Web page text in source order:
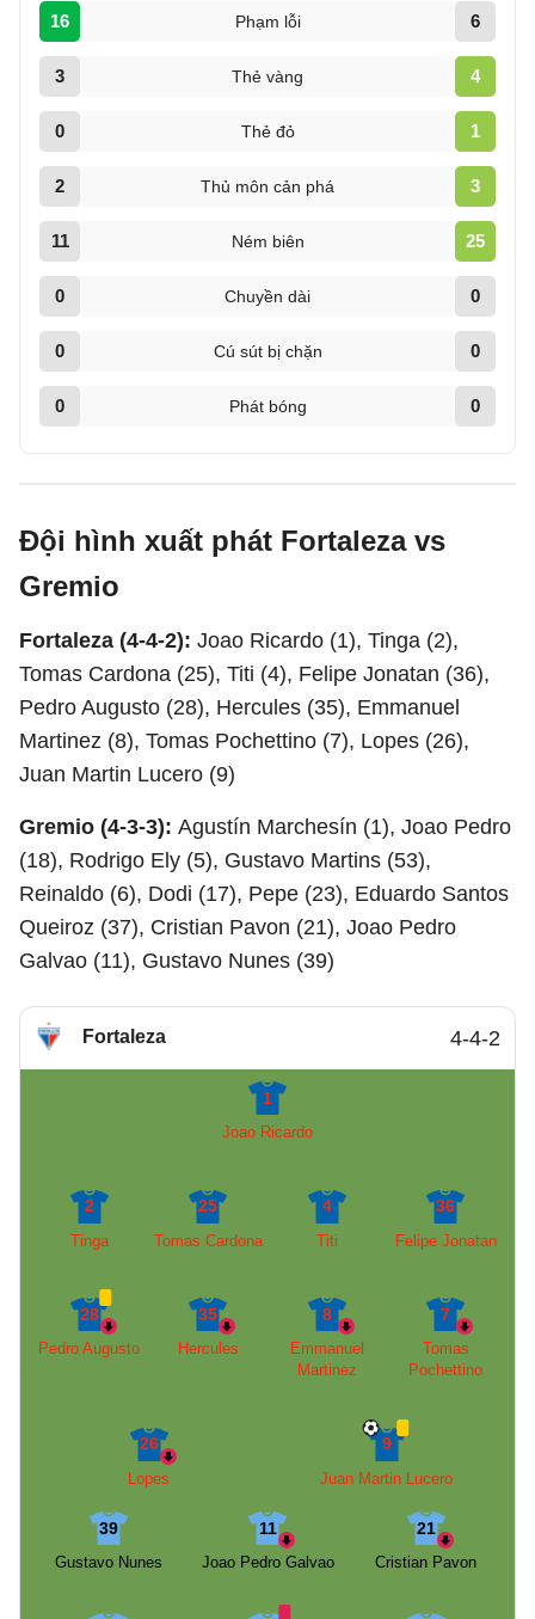
16 Phạm lỗi 6
3 Thẻ vàng 4
0 Thẻ đỏ 1
2 Thủ môn cản phá 3
11 Ném biên 25
0 Chuyền dài 0
0 Cú sút bị chặn 0
0 Phát bóng 0
Đội hình xuất phát Fortaleza vs
Gremio
Fortaleza (4-4-2): Joao Ricardo (1), Tinga (2),
Tomas Cardona (25), Titi (4), Felipe Jonatan (36),
Pedro Augusto (28), Hercules (35), Emmanuel
Martinez (8), Tomas Pochettino (7), Lopes (26),
Juan Martin Lucero (9)
Gremio (4-3-3): Agustín Marchesín (1), Joao Pedro
(18), Rodrigo Ely (5), Gustavo Martins (53),
Reinaldo (6), Dodi (17), Pepe (23), Eduardo Santos
Queiroz (37), Cristian Pavon (21), Joao Pedro
Galvao (11), Gustavo Nunes (39)
Fortaleza 4-4-2
1
Joao Ricardo
2
Tinga
25
Tomas Cardona
4
Titi
36
Felipe Jonatan
28
Pedro Augusto
35
Hercules
8
Emmanuel
Martinez
7
Tomas
Pochettino
26
Lopes
9
Juan Martin Lucero
39
Gustavo Nunes
11
Joao Pedro Galvao
21
Cristian Pavon